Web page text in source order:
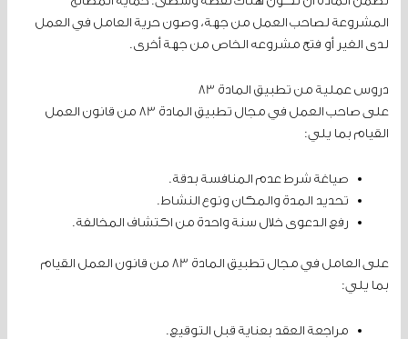
المشروعة لصاحب العمل من جهة، وصون حرية العامل في العمل
لدى الغير أو فتح مشروعه الخاص من جهة أخرى.
دروس عملية من تطبيق المادة 83
على صاحب العمل في مجال تطبيق المادة 83 من قانون العمل
القيام بما يلي:
صياغة شرط عدم المنافسة بدقة.
تحديد المدة والمكان ونوع النشاط.
رفع الدعوى خلال سنة واحدة من اكتشاف المخالفة.
على العامل في مجال تطبيق المادة 83 من قانون العمل القيام
بما يلي:
مراجعة العقد بعناية قبل التوقيع.